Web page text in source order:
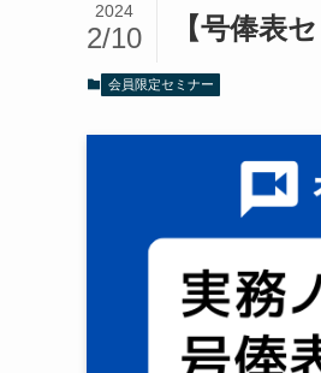
【号俸表
2024
2/10
会員限定セミナー